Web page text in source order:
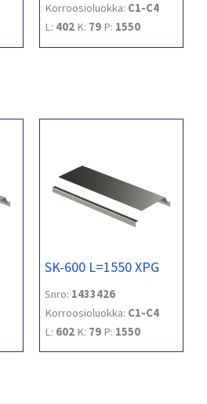
Korroosioluokka: C1-C4
L: 402 K: 79 P: 1550
SK-600 L=1550 XPG
Snro: 1433426
Korroosioluokka: C1-C4
L: 602 K: 79 P: 1550